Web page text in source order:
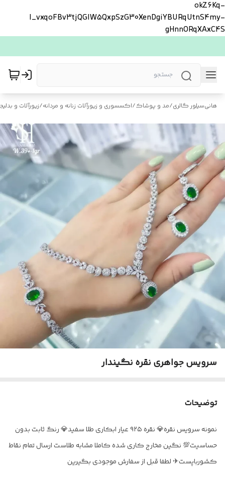
okZ6Kq-
l_vxqoFBv3tjQGlW5QxpSzG30XenDgiYBURqUtnS4my-
gHnnORqXAxC4S
هانی‌سیلور گالری/مد و پوشاک/اکسسوری و زیورآلات زنانه و مردانه/زیورآلات و
سرویس جواهری نقره نگیندار
توضیحات
نمونه سرویس نقره💎 نقره ۹۲۵ عیار ابکاری طلا سفید💎 رنگ ثابت بدون
حساسیت💯 نگین مخارج کاری شده کاملا مشابه طلاست ارسال تمام نقاط
کشورباپست✈ لطفا قبل از سفارش موجودی بگیرین